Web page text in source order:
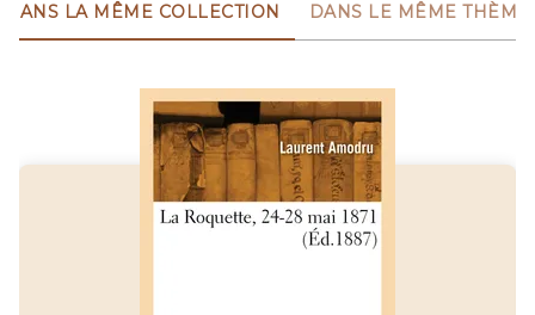
DANS LA MÊME COLLECTION DANS LE MÊME THÈME